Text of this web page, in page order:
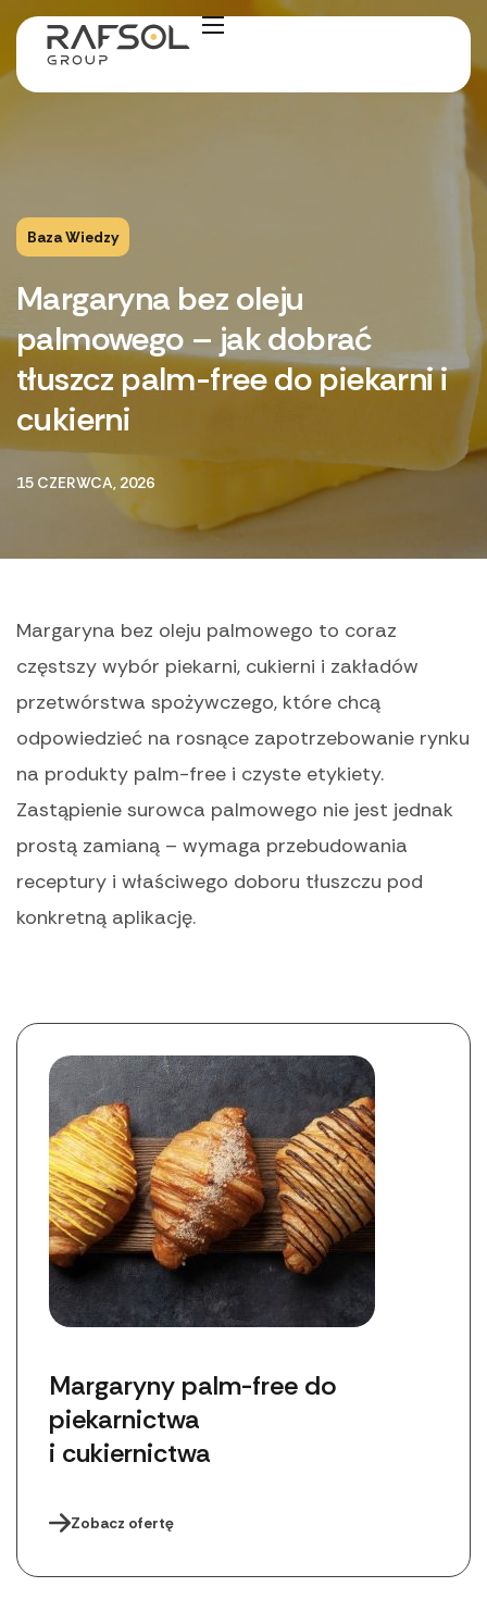
Baza Wiedzy
Margaryna bez oleju
palmowego – jak dobrać
tłuszcz palm-free do piekarni i
cukierni
15 CZERWCA, 2026
Margaryna bez oleju palmowego to coraz
częstszy wybór piekarni, cukierni i zakładów
przetwórstwa spożywczego, które chcą
odpowiedzieć na rosnące zapotrzebowanie rynku
na produkty palm-free i czyste etykiety.
Zastąpienie surowca palmowego nie jest jednak
prostą zamianą – wymaga przebudowania
receptury i właściwego doboru tłuszczu pod
konkretną aplikację.
Margaryny palm-free do
piekarnictwa
i cukiernictwa
Zobacz ofertę